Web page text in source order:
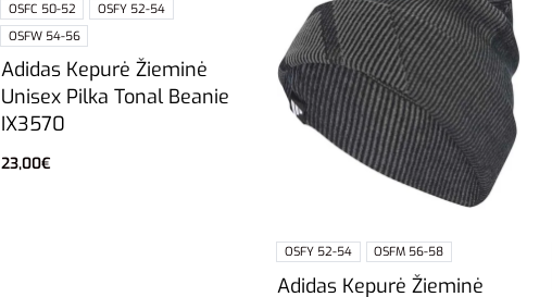
OSFC 50-52
OSFY 52-54
OSFW 54-56
Adidas Kepurė Žieminė
Unisex Pilka Tonal Beanie
IX3570
23,00€
OSFY 52-54 OSFM 56-58
Adidas Kepurė Žieminė